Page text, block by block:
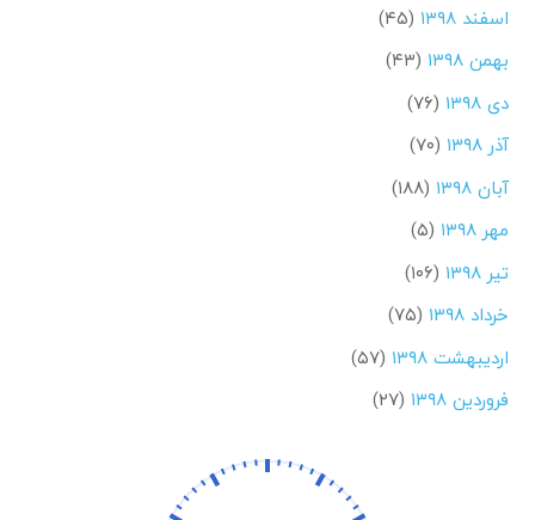
اسفند ۱۳۹۸
(۴۵)
بهمن ۱۳۹۸
(۴۳)
دی ۱۳۹۸
(۷۶)
آذر ۱۳۹۸
(۷۰)
آبان ۱۳۹۸
(۱۸۸)
مهر ۱۳۹۸
(۵)
تیر ۱۳۹۸
(۱۰۶)
خرداد ۱۳۹۸
(۷۵)
اردیبهشت ۱۳۹۸
(۵۷)
فروردین ۱۳۹۸
(۲۷)